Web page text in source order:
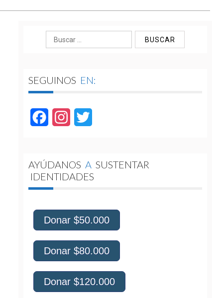
Buscar:
SEGUINOS EN:
FacebookInstagram
AYÚDANOS A SUSTENTAR
IDENTIDADES
Donar $50.000
Donar $80.000
Donar $120.000